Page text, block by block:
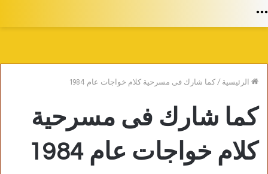
الرئيسية/كما شارك فى مسرحية كلام خواجات عام 1984
كما شارك فى مسرحية
كلام خواجات عام 1984